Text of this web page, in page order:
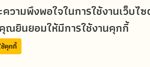
ามพึงพอใจในการใช้งานเว็บไ
ณยินยอมให้มีการใช้งานคุกกี้
ช้คุกกี้